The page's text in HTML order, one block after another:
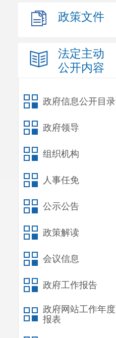
政策文件
法定主动
公开内容
政府信息公开目录
政府领导
组织机构
人事任免
公示公告
政策解读
会议信息
政府工作报告
政府网站工作年度
报表